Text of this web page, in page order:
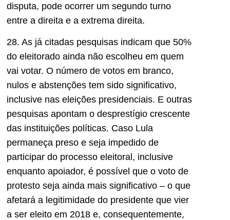
disputa, pode ocorrer um segundo turno
entre a direita e a extrema direita.
28. As já citadas pesquisas indicam que 50%
do eleitorado ainda não escolheu em quem
vai votar. O número de votos em branco,
nulos e abstenções tem sido significativo,
inclusive nas eleições presidenciais. E outras
pesquisas apontam o desprestígio crescente
das instituições políticas. Caso Lula
permaneça preso e seja impedido de
participar do processo eleitoral, inclusive
enquanto apoiador, é possível que o voto de
protesto seja ainda mais significativo – o que
afetará a legitimidade do presidente que vier
a ser eleito em 2018 e, consequentemente,